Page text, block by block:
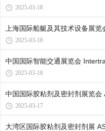
2025-03-18
上海国际船艇及其技术设备展
2025-03-18
中国国际智能交通展览会
2025-03-18
中国国际胶粘剂及密封剂展览会
2025-03-17
大湾区国际胶粘剂及密封剂展